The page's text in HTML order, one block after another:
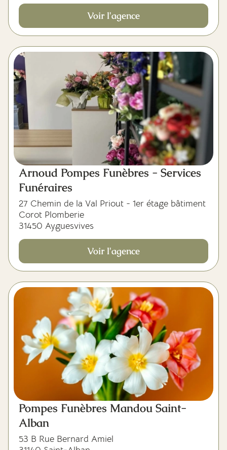
Voir l'agence
Arnoud Pompes Funèbres - Services
Funéraires
27 Chemin de la Val Priout - 1er étage bâtiment
Corot Plomberie
31450 Ayguesvives
Voir l'agence
Pompes Funèbres Mandou Saint-
Alban
53 B Rue Bernard Amiel